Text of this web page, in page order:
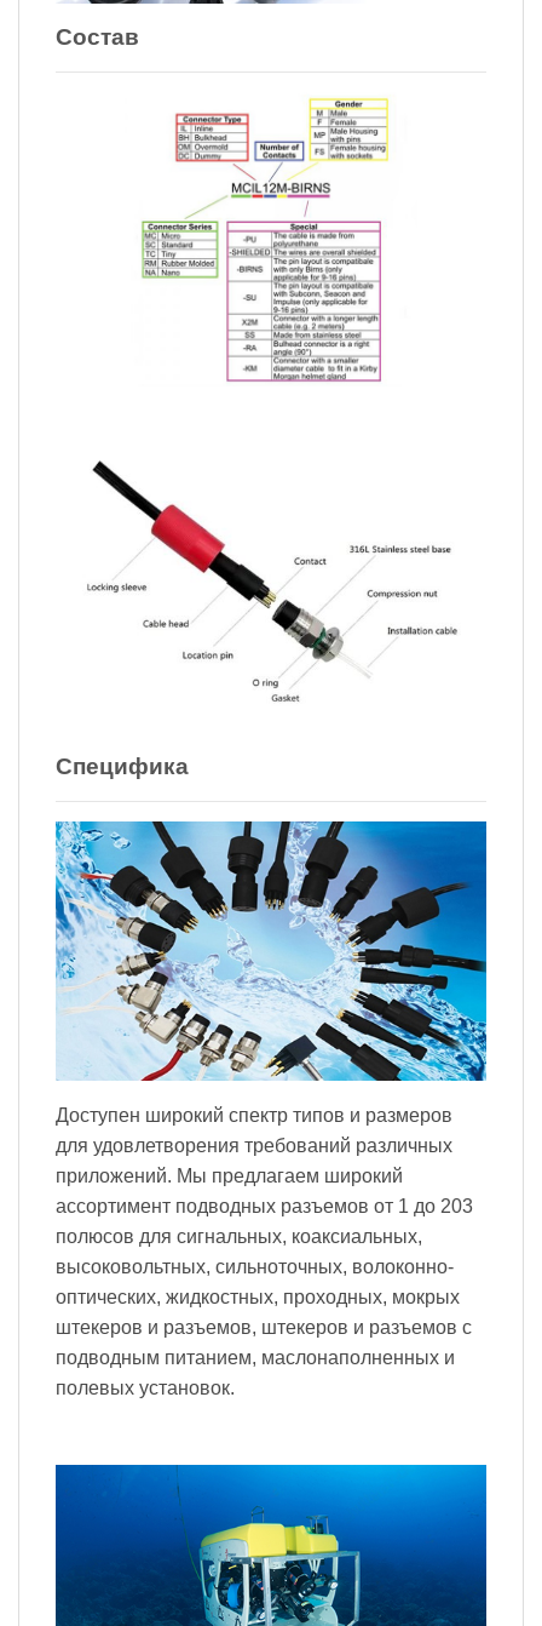
Состав
Специфика
Доступен широкий спектр типов и размеров
для удовлетворения требований различных
приложений. Мы предлагаем широкий
ассортимент подводных разъемов от 1 до 203
полюсов для сигнальных, коаксиальных,
высоковольтных, сильноточных, волоконно-
оптических, жидкостных, проходных, мокрых
штекеров и разъемов, штекеров и разъемов с
подводным питанием, маслонаполненных и
полевых установок.